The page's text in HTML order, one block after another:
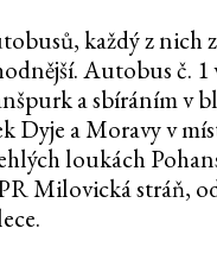
každý z nich
Autobus č. 1
a sbíráním v
Dyje a Moravy v
loukách
Milovická stráň,